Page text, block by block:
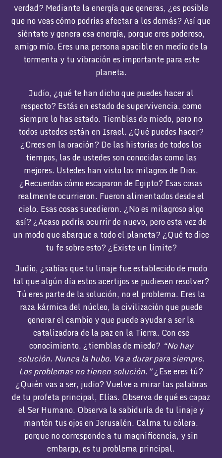
verdad? Mediante la energía que generas, ¿es posible
que no veas cómo podrías afectar a los demás? Así que
síéntate y genera esa energía, porque eres poderoso,
amigo mío. Eres una persona apacible en medio de la
tormenta y tu vibración es importante para este
planeta.
Judío, ¿qué te han dicho que puedes hacer al
respecto? Estás en estado de supervivencia, como
siempre lo has estado. Tiemblas de miedo, pero no
todos ustedes están en Israel. ¿Qué puedes hacer?
¿Crees en la oración? De las historias de todos los
tiempos, las de ustedes son conocidas como las
mejores. Ustedes han visto los milagros de Dios.
¿Recuerdas cómo escaparon de Egipto? Esas cosas
realmente ocurrieron. Fueron alimentados desde el
cielo. Esas cosas sucedieron. ¿No es milagroso algo
así? ¿Acaso podría ocurrir de nuevo, pero esta vez de
un modo que abarque a todo el planeta? ¿Qué te dice
tu fe sobre esto? ¿Existe un límite?
Judío, ¿sabías que tu linaje fue establecido de modo
tal que algún día estos acertijos se pudiesen resolver?
Tú eres parte de la solución, no el problema. Eres la
raza kármica del núcleo, la civilización que puede
generar el cambio y que puede ayudar a ser la
catalizadora de la paz en la Tierra. Con ese
conocimiento, ¿tiemblas de miedo? “No hay
solución. Nunca la hubo. Va a durar para siempre.
Los problemas no tienen solución.”¿Ese eres tú?
¿Quién vas a ser, judío? Vuelve a mirar las palabras
de tu profeta principal, Elías. Observa de qué es capaz
el Ser Humano. Observa la sabiduría de tu linaje y
mantén tus ojos en Jerusalén. Calma tu cólera,
porque no corresponde a tu magnificencia, y sin
embargo, es tu problema principal.